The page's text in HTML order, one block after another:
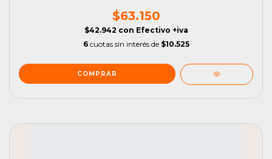
$63.150
$42.942 con Efectivo +iva
6 cuotas sin interés de $10.525